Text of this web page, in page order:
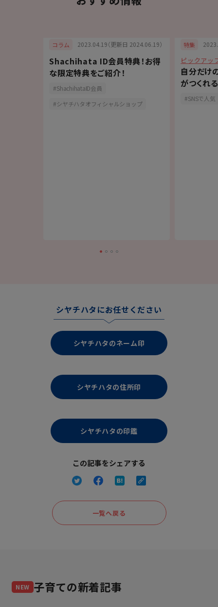
コラム 2023.04.19（更新日 2024.06.19）
Shachihata ID会員特典！お得
な限定特典をご紹介！
ShachihataID会員
シヤチハタオフィシャルショップ
特集
ピックアッ
自分だけ
がつくれ
「OSMO(
SNSで人気
シヤチハタにお任せください
シヤチハタのネーム印
シヤチハタの住所印
シヤチハタの印鑑
この記事をシェアする
一覧へ戻る
NEW 子育ての新着記事